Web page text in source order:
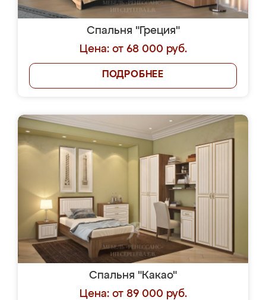
Спальня "Греция"
Цена: от 68 000 руб.
ПОДРОБНЕЕ
Спальня "Какао"
Цена: от 89 000 руб.